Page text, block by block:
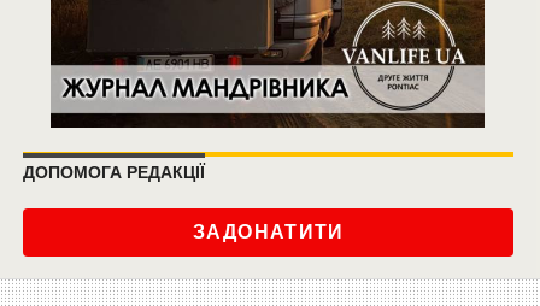
ДОПОМОГА РЕДАКЦІЇ
ЗАДОНАТИТИ